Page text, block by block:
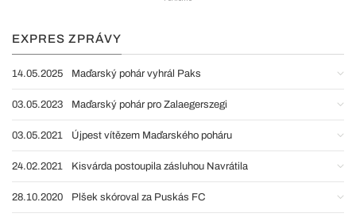
EXPRES ZPRÁVY
14.05.2025 Maďarský pohár vyhrál Paks
03.05.2023 Maďarský pohár pro Zalaegerszegi
03.05.2021 Újpest vítězem Maďarského poháru
24.02.2021 Kisvárda postoupila zásluhou Navrátila
28.10.2020 Plšek skóroval za Puskás FC